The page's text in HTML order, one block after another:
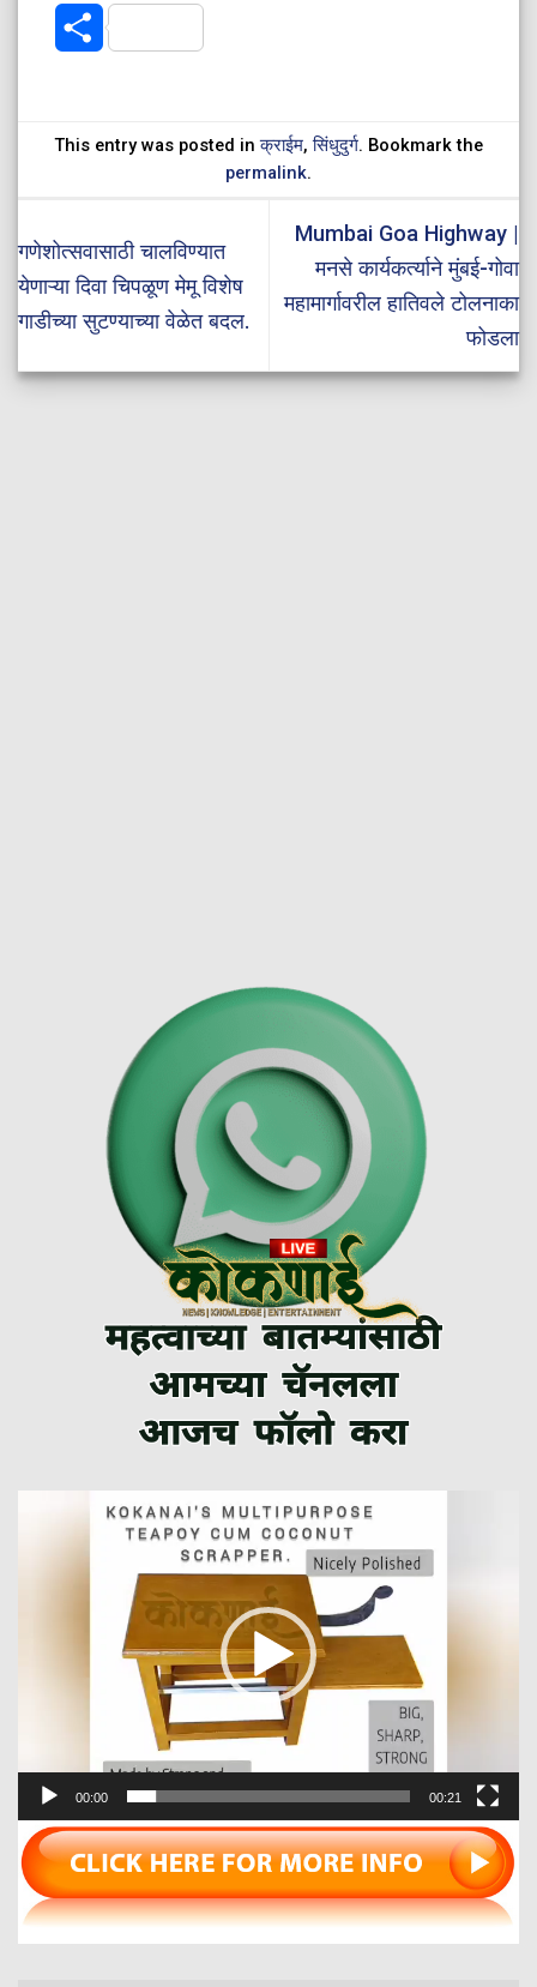
Share
This entry was posted inक्राईम,सिंधुदुर्ग. Bookmark the
permalink.
गणेशोत्सवासाठी चालविण्यात
येणाऱ्या दिवा चिपळूण मेमू विशेष
गाडीच्या सुटण्याच्या वेळेत बदल.
Mumbai Goa Highway |
मनसे कार्यकर्त्याने मुंबई-गोवा
महामार्गावरील हातिवले टोलनाका
फोडला
00:00 00:21